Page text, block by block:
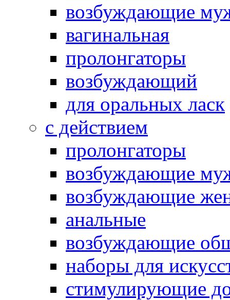
возбуждающие
вагинальная
пролонгаторы
возбуждающий
для оральных ласк
с действием
пролонгаторы
возбуждающие
возбуждающие
анальные
возбуждающие
наборы для
стимулирующие